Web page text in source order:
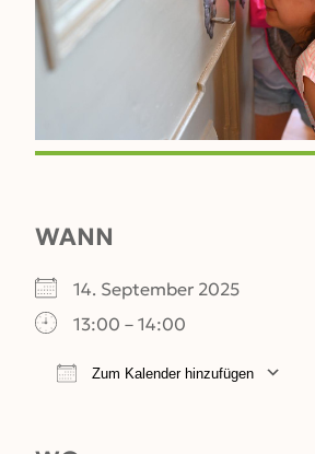
WANN
14. September 2025
13:00 – 14:00
Zum Kalender hinzufügen